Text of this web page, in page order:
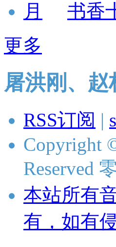
书香
更多
屠洪刚、
RSS订阅 |
Copyright
Reserved
本站所有
有，如有